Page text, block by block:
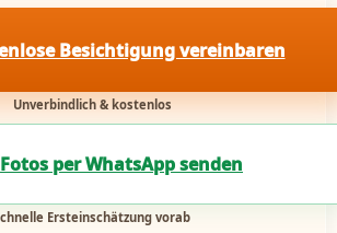
Besichtigung vereinbaren
Unverbindlich & kostenlos
Fotos per WhatsApp senden
Ersteinschätzung vorab